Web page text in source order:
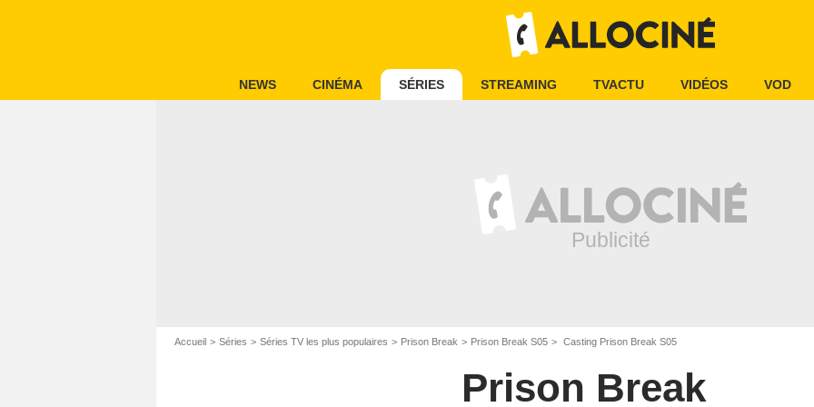
NEWS CINÉMA SÉRIES STREAMING TVACTU VIDÉOS VOD
Accueil Séries Séries TV les plus populaires Prison Break Prison Break S05 Casting Prison Break S05
Prison Break